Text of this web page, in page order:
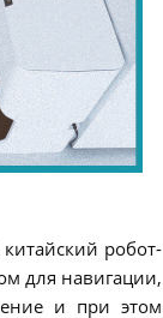
робот-
для навигации,
и при этом